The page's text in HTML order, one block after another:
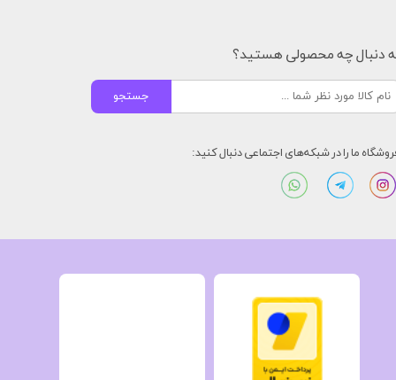
دنبال چه محصولی هستید؟
جستجو
ما را در شبکه‌های اجتماعی دنبال کنید: